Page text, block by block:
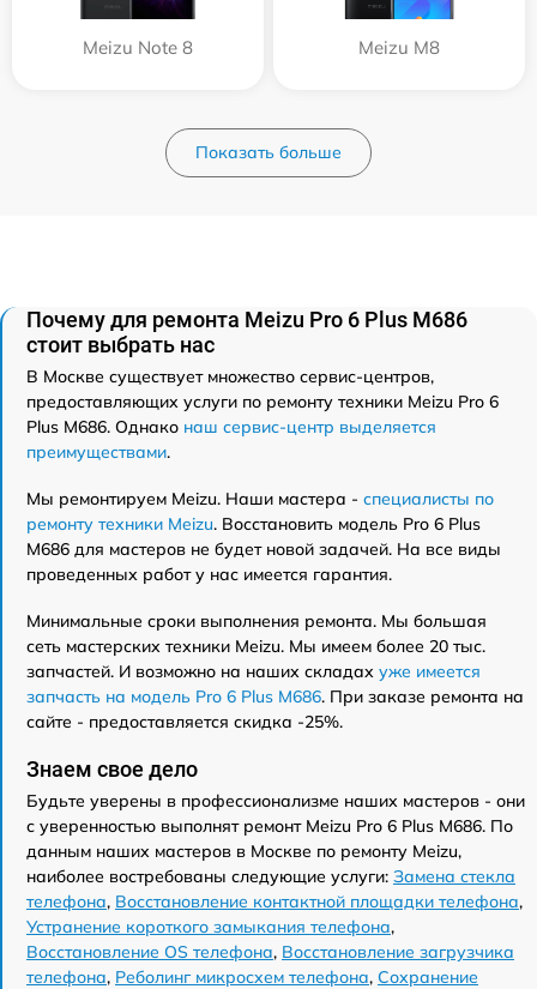
Meizu Note 8 Meizu M8
Показать больше
Почему для ремонта Meizu Pro 6 Plus M686
стоит выбрать нас
В Москве существует множество сервис-центров,
предоставляющих услуги по ремонту техники Meizu Pro 6
Plus M686. Однако наш сервис-центр выделяется
преимуществами.
Мы ремонтируем Meizu. Наши мастера - специалисты по
ремонту техники Meizu. Восстановить модель Pro 6 Plus
M686 для мастеров не будет новой задачей. На все виды
проведенных работ у нас имеется гарантия.
Минимальные сроки выполнения ремонта. Мы большая
сеть мастерских техники Meizu. Мы имеем более 20 тыс.
запчастей. И возможно на наших складах уже имеется
запчасть на модель Pro 6 Plus M686. При заказе ремонта на
сайте - предоставляется скидка -25%.
Знаем свое дело
Будьте уверены в профессионализме наших мастеров - они
с уверенностью выполнят ремонт Meizu Pro 6 Plus M686. По
данным наших мастеров в Москве по ремонту Meizu,
наиболее востребованы следующие услуги: Замена стекла
телефона, Восстановление контактной площадки телефона,
Устранение короткого замыкания телефона,
Восстановление OS телефона, Восстановление загрузчика
телефона, Реболинг микросхем телефона, Сохранение